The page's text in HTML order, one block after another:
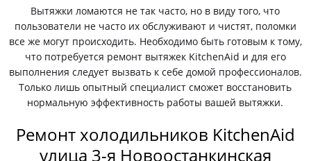
Вытяжки ломаются не так часто, но в виду того, что
пользователи не часто их обслуживают и чистят, поломки
все же могут происходить. Необходимо быть готовым к тому,
что потребуется ремонт вытяжек KitchenAid и для его
выполнения следует вызвать к себе домой профессионалов.
Только лишь опытный специалист сможет восстановить
нормальную эффективность работы вашей вытяжки.
Ремонт холодильников KitchenAid
улица 3-я Новоостанкинская